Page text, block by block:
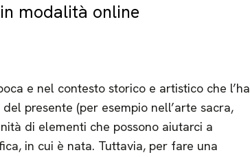
modalità online
e nel contesto storico e artistico che l’ha
presente (per esempio nell’arte sacra,
di elementi che possono aiutarci a
in cui è nata. Tuttavia, per fare una